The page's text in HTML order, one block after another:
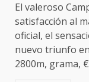
El valeroso
satisfacción al
oficial, el
nuevo triunfo en
2800m, grama,